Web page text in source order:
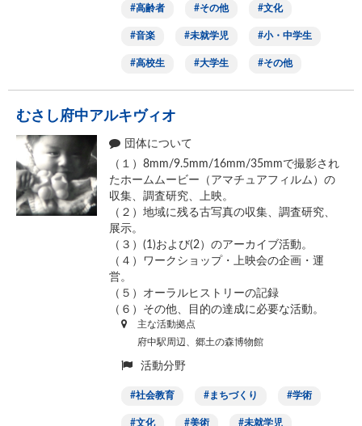
高齢者 その他 文化
音楽 未就学児 小・中学生
高校生 大学生 その他
むさし府中アルキヴィオ
団体について
（１）8mm/9.5mm/16mm/35mmで撮影され
たホームムービー（アマチュアフィルム）の
収集、調査研究、上映。
（２）地域に残る古写真の収集、調査研究、
展示。
（３）(1)および(2）のアーカイブ活動。
（４）ワークショップ・上映会の企画・運
営。
（５）オーラルヒストリーの記録
（６）その他、目的の達成に必要な活動。
主な活動拠点
府中駅周辺、郷土の森博物館
活動分野
社会教育 まちづくり 学術
文化 美術 未就学児